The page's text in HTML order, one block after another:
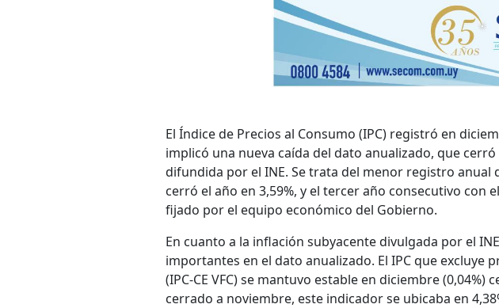
El Índice de Precios al Consumo (IPC) registró en
implicó una nueva caída del dato anualizado, que
difundida por el INE. Se trata del menor registro anual
cerró el año en 3,59%, y el tercer año consecutivo
fijado por el equipo económico del Gobierno.
En cuanto a la inflación subyacente divulgada por el
importantes en el dato anualizado. El IPC que excluye
(IPC-CE VFC) se mantuvo estable en diciembre (0,04%)
cerrado a noviembre, este indicador se ubicaba en